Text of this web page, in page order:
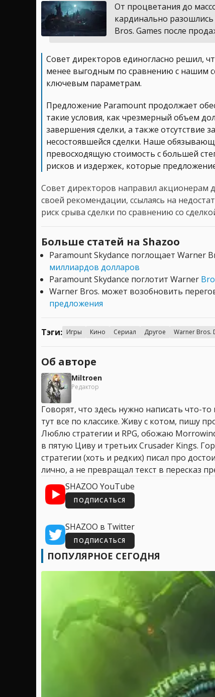
От процветания до
кардинально
Bros. Games после
Совет директоров единогласно решил,
менее выгодным по сравнению с нашим
ключевым параметрам.
Предложение Paramount продолжает
такие условия, как чрезмерный объем
завершения сделки, а также отсутствие
несостоявшейся сделки. Наше
превосходящую стоимость с большей
рисков и издержек, которые
Совет директоров направил
своей рекомендации, ссылаясь на
риск срыва сделки по сравнению со
Больше статей на Shazoo
Paramount Skydance поглощает Warner
миллиардов долларов
Paramount Skydance поглотит Warner
Warner Bros. может возобновить
предложения
Тэги: Игры Кино Сериал Другое Warner Bros.
Об авторе
Miltroen
Редактор
Говорят, что здесь нужно написать что-
тут все по классике. Живу с котом, пишу
Люблю стратегии и RPG, обожаю
в пятую Циву и третьих Crusader Kings.
стратегии (хоть и редких) писал про
лично, а не превращал текст в пересказ
SHAZOO YouTube
ПОДПИСАТЬСЯ
SHAZOO в Twitter
ПОДПИСАТЬСЯ
ПОПУЛЯРНОЕ СЕГОДНЯ